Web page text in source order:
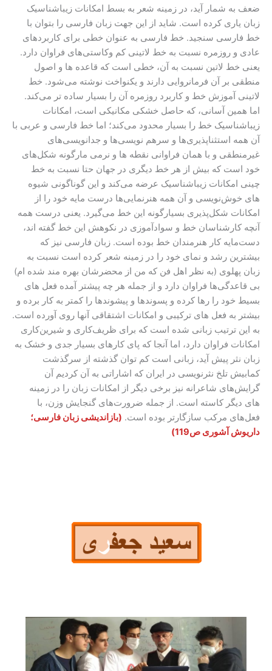
ضعف به شمار آید، در زمینه شعر به بسط امکانات زیباشناسیک
زبان یاری کرده است. شاید از این جهت زبان فارسی را بتوان با
خط فارسی سنجید. خط فارسی به عنوان خطی برای کاربردهای
عادی و روزمره نسبت به خط لاتینی کم وکاستی‌های فراوان دارد.
یعنی خط لاتین نسبت به آن، خطی است که قاعده ها و اصول
منطقی بر آن فرمانروایی دارند و یکنواخت نوشته می‌شود. خط
لاتینی آموزش خط و کاربرد روزمره آن را بسیار ساده تر می‌کند.
اما همین آسانی، که حاصل خشکی مکانیکی است، امکانات
زیباشناسیک خط را بسیار محدود می‌کند؛ اما خط فارسی و عربی با
آن همه استثناپذیری‌ها و سرهم نویسی‌ها و جدانویسی‌های
غیرمنطقی و با همان فراوانی نقطه ها و نرمی مارگونه شکل‌های
خود است که بیش از هر خط دیگری در جهان حتا نسبت به خط
چینی امکانات زیباشناسیک عرضه می‌کند و این گوناگونی شیوه
های خوش‌نویسی و آن همه هنرنمایی‌ها درست مایه خود را از
امکانات شکل‌پذیری بسیارگونه این خط می‌گیرد. یعنی درست همه
آنچه کارشناسان خط و سوادآموزی در نکوهش این خط گفته اند،
دست‌مایه کار هنرمندان خط بوده است. زبان فارسی نیز که
بیشترین رشد و نمای خود را در زمینه شعر کرده است نسبت به
زبان پهلوی (به نظر اهل فن که من از محضرشان بهره مند شده ام)
بی قاعدگی‌ها فراوان دارد و از جمله هر چه پیشتر آمده فعل های
بسیط خود را رها کرده و پسوندها و پیشوندها را کمتر به کار برده و
بیشتر به فعل های ترکیبی و امکانات اشتقاقی آنها روی آورده است.
به این ترتیب زبانی شده است که برای ظریف‌کاری و شیرین‌کاری
امکانات فراوان دارد، اما آنجا که پای کارهای بسیار جدی و خشک به
زبان نثر پیش آید، زبانی است کم توان گذشته از سرگذشت
کمابیش تلخ نثرنویسی در ایران که اشاراتی به آن کردیم آن
گرایش‌های شاعرانه نیز برخی دیگر از امکانات زبان را در زمینه
های دیگر کاسته است. از جمله ضرورت‌های گنجایش وزن، با
فعل‌های مرکب سازگارتر بوده است. (بازاندیشی زبان فارسی؛
داریوش آشوری ص119)